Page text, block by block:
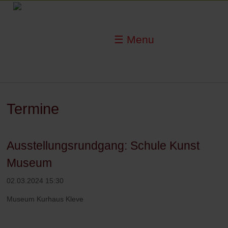
☰ Menu
Termine
Ausstellungsrundgang: Schule Kunst
Museum
02.03.2024 15:30
Museum Kurhaus Kleve